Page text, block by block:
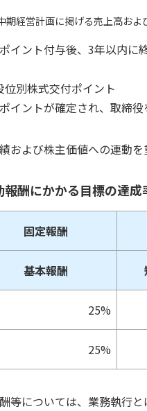
経営計画に掲げる売上高およ
イント付与後、3年以内
位別株式交付ポイント
イントが確定され、取締役
および株主価値への連動を
酬にかかる目標の達
固定報酬
基本報酬
25%
25%
等については、業務執行